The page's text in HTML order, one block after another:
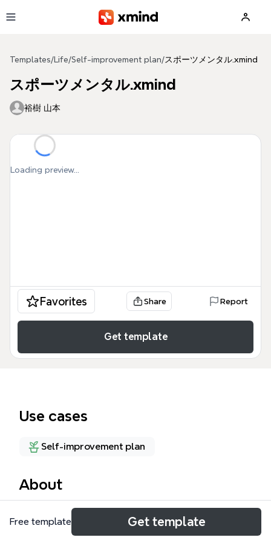
Templates/ Life/Self-improvement plan/スポーツメンタル.xmind
スポーツメンタル.xmind
裕樹 山本
Loading preview...
Favorites Share Report
Get template
Use cases
Self-improvement plan
About
スポーツメンタルに関する重要な要素を網羅したマイ
ンドマップで、目標設定やビジュアライゼーション、
Free template Get template